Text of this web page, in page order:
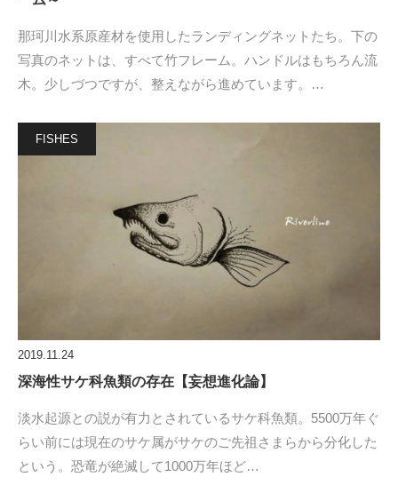
那珂川水系原産材を使用したランディングネットたち。下の
写真のネットは、すべて竹フレーム。ハンドルはもちろん流
木。少しづつですが、整えながら進めています。…
FISHES
2019.11.24
深海性サケ科魚類の存在【妄想進化論】
淡水起源との説が有力とされているサケ科魚類。5500万年ぐ
らい前には現在のサケ属がサケのご先祖さまらから分化した
という。恐竜が絶滅して1000万年ほど…